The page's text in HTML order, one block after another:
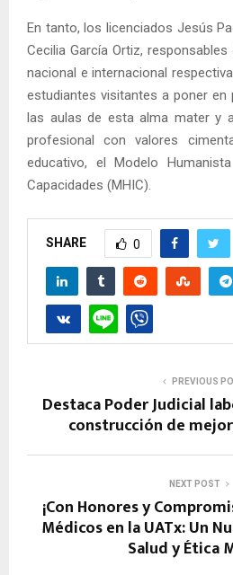
En tanto, los licenciados Jesús
Cecilia García Ortiz,
nacional e internacional
estudiantes visitantes a poner en
las aulas de esta alma mater y
profesional con valores
educativo, el Modelo
Capacidades (MHIC).
SHARE 0
PREVIOUS
Destaca Poder Judicial
construcción de
NEXT POST
¡Con Honores y
Médicos en la UATx: Un
Salud y Ética